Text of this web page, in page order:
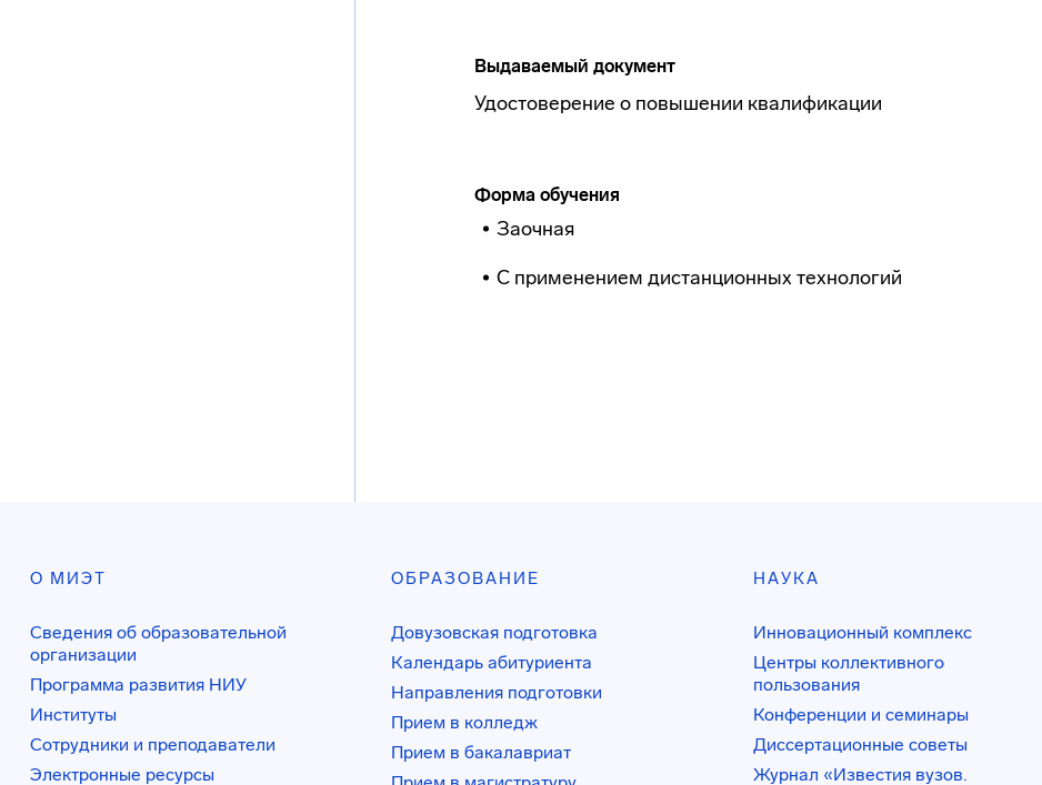
Выдаваемый документ
Удостоверение о повышении квалификации
Форма обучения
Заочная
С применением дистанционных технологий
О МИЭТ
Сведения об образовательной
организации
Программа развития НИУ
Институты
Сотрудники и преподаватели
Электронные ресурсы
ОБРАЗОВАНИЕ
Довузовская подготовка
Календарь абитуриента
Направления подготовки
Прием в колледж
Прием в бакалавриат
НАУКА
Инновационный комплекс
Центры коллективного
пользования
Конференции и семинары
Диссертационные советы
Журнал «Известия вузов.